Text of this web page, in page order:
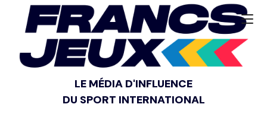
LE MÉDIA D'INFLUENCE
DU SPORT INTERNATIONAL